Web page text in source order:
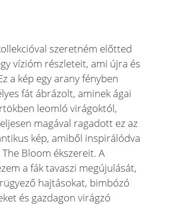
szeretném előtted
vízióm részleteit, ami újra és
a kép egy arany fényben
fát ábrázolt, aminek ágai
leomló virágoktól,
magával ragadott ez az
kép, amiből inspirálódva
Bloom ékszereit. A
a fák tavaszi megújulását,
hajtásokat, bimbózó
és gazdagon virágzó